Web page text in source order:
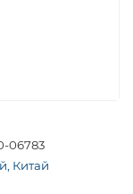
06783
Китай